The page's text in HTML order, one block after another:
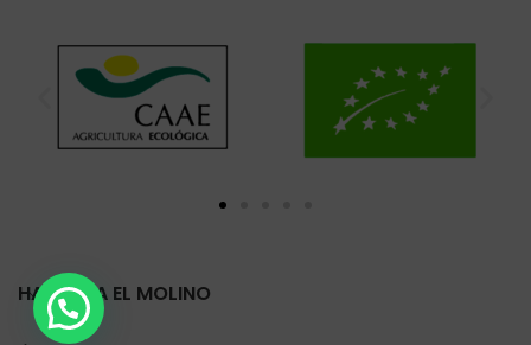
HARINERA EL MOLINO